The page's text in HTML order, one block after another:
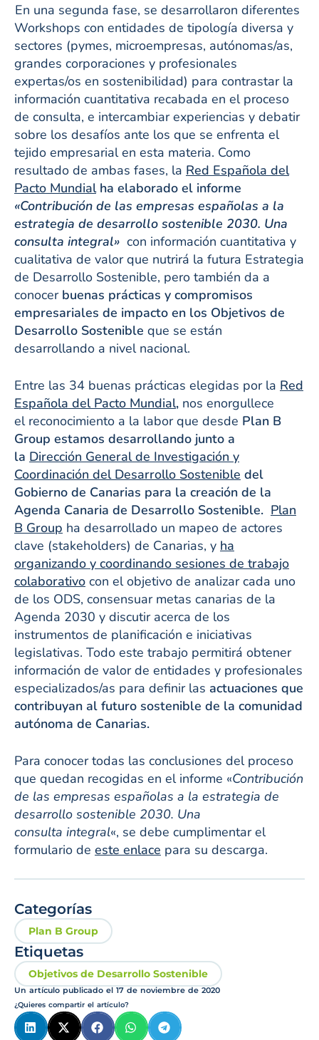
En una segunda fase, se desarrollaron diferentes
Workshops con entidades de tipología diversa y
sectores (pymes, microempresas, autónomas/as,
grandes corporaciones y profesionales
expertas/os en sostenibilidad) para contrastar la
información cuantitativa recabada en el proceso
de consulta, e intercambiar experiencias y debatir
sobre los desafíos ante los que se enfrenta el
tejido empresarial en esta materia. Como
resultado de ambas fases, la Red Española del
Pacto Mundialha elaborado el informe
«Contribución de las empresas españolas a la
estrategia de desarrollo sostenible 2030. Una
consulta integral» con información cuantitativa y
cualitativa de valor que nutrirá la futura Estrategia
de Desarrollo Sostenible, pero también da a
conocer buenas prácticas y compromisos
empresariales de impacto en los Objetivos de
Desarrollo Sostenible que se están
desarrollando a nivel nacional.
Entre las 34 buenas prácticas elegidas por la Red
Española del Pacto Mundial, nos enorgullece
el reconocimiento a la labor que desde Plan B
Group estamos desarrollando junto a
la Dirección General de Investigación y
Coordinación del Desarrollo Sostenible del
Gobierno de Canarias para la creación de la
Agenda Canaria de Desarrollo Sostenible. Plan
B Group ha desarrollado un mapeo de actores
clave (stakeholders) de Canarias, y ha
organizando y coordinando sesiones de trabajo
colaborativo con el objetivo de analizar cada uno
de los ODS, consensuar metas canarias de la
Agenda 2030 y discutir acerca de los
instrumentos de planificación e iniciativas
legislativas. Todo este trabajo permitirá obtener
información de valor de entidades y profesionales
especializados/as para definir las actuaciones que
contribuyan al futuro sostenible de la comunidad
autónoma de Canarias.
Para conocer todas las conclusiones del proceso
que quedan recogidas en el informe «Contribución
de las empresas españolas a la estrategia de
desarrollo sostenible 2030. Una
consulta integral«, se debe cumplimentar el
formulario de este enlace para su descarga.
Categorías
Plan B Group
Etiquetas
Objetivos de Desarrollo Sostenible
Un artículo publicado el17 de noviembre de 2020
¿Quieres compartir el artículo?